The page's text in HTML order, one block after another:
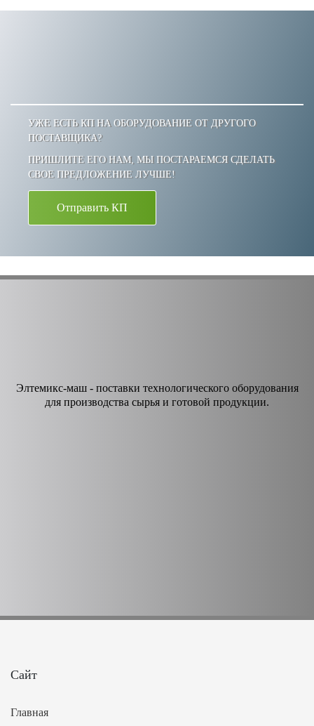
УЖЕ ЕСТЬ КП НА ОБОРУДОВАНИЕ ОТ ДРУГОГО
ПОСТАВЩИКА?
ПРИШЛИТЕ ЕГО НАМ, МЫ ПОСТАРАЕМСЯ СДЕЛАТЬ
СВОЕ ПРЕДЛОЖЕНИЕ ЛУЧШЕ!
Отправить КП
Элтемикс-маш - поставки технологического оборудования
для производства сырья и готовой продукции.
Сайт
Главная